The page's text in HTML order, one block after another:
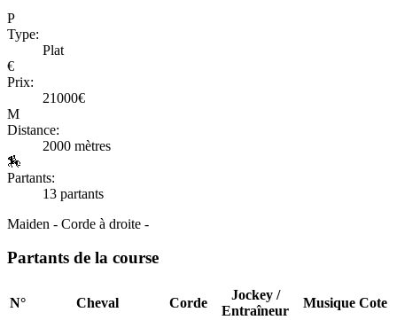
P
Type:
Plat
€
Prix:
21000€
M
Distance:
2000 mètres
🏇
Partants:
13 partants
Maiden - Corde à droite -
Partants de la course
N° Cheval Corde
Jockey /
Entraîneur
Musique Cote